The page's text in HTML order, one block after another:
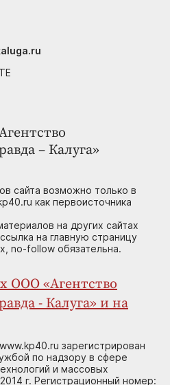
– Калуга»
сайта возможно только в
как первоисточника
на других сайтах
на главную страницу
no-follow обязательна.
ООО «Агентство
- Калуга» и на
зарегистрирован
по надзору в сфере
и массовых
г. Регистрационный номер: